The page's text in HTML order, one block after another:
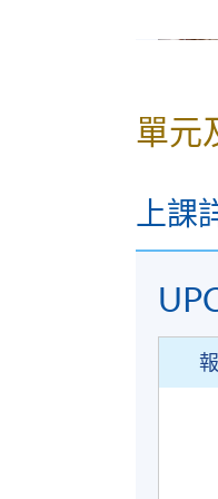
寵物
單元
上課